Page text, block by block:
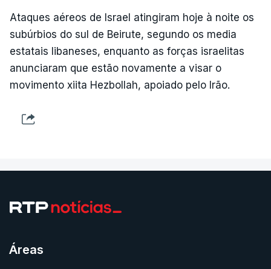
Ataques aéreos de Israel atingiram hoje à noite os
subúrbios do sul de Beirute, segundo os media
estatais libaneses, enquanto as forças israelitas
anunciaram que estão novamente a visar o
movimento xiita Hezbollah, apoiado pelo Irão.
Áreas